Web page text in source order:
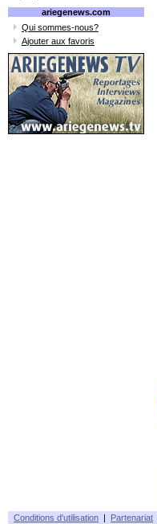
ariegenews.com
Qui sommes-nous?
Ajouter aux favoris
Conditions d'utilisation | Partenariat